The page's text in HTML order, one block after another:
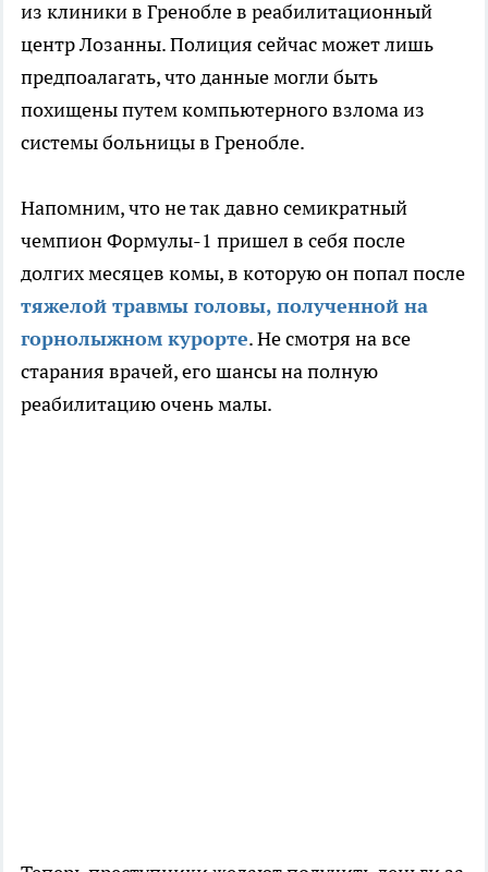
из клиники в Гренобле в реабилитационный
центр Лозанны. Полиция сейчас может лишь
предпоалагать, что данные могли быть
похищены путем компьютерного взлома из
системы больницы в Гренобле.
Напомним, что не так давно семикратный
чемпион Формулы-1 пришел в себя после
долгих месяцев комы, в которую он попал после
тяжелой травмы головы, полученной на
горнолыжном курорте. Не смотря на все
старания врачей, его шансы на полную
реабилитацию очень малы.